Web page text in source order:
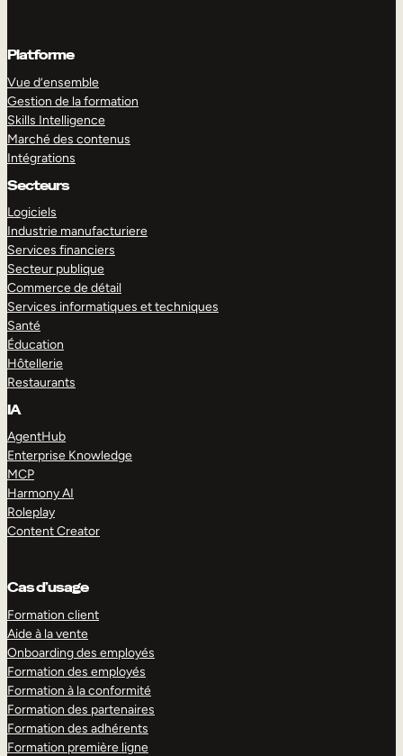
Platforme
Vue d’ensemble
Gestion de la formation
Skills Intelligence
Marché des contenus
Intégrations
Secteurs
Logiciels
Industrie manufacturiere
Services financiers
Secteur publique
Commerce de détail
Services informatiques et techniques
Santé
Éducation
Hôtellerie
Restaurants
IA
AgentHub
Enterprise Knowledge
MCP
Harmony AI
Roleplay
Content Creator
Cas d’usage
Formation client
Aide à la vente
Onboarding des employés
Formation des employés
Formation à la conformité
Formation des partenaires
Formation des adhérents
Formation première ligne